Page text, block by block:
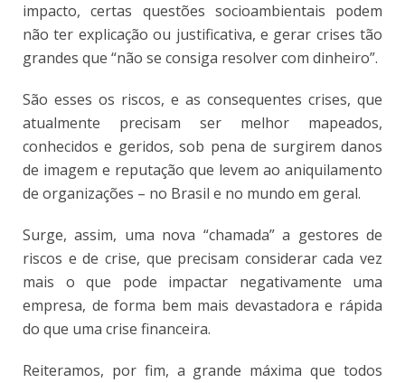
impacto, certas questões socioambientais podem
não ter explicação ou justificativa, e gerar crises tão
grandes que “não se consiga resolver com dinheiro”.
São esses os riscos, e as consequentes crises, que
atualmente precisam ser melhor mapeados,
conhecidos e geridos, sob pena de surgirem danos
de imagem e reputação que levem ao aniquilamento
de organizações – no Brasil e no mundo em geral.
Surge, assim, uma nova “chamada” a gestores de
riscos e de crise, que precisam considerar cada vez
mais o que pode impactar negativamente uma
empresa, de forma bem mais devastadora e rápida
do que uma crise financeira.
Reiteramos, por fim, a grande máxima que todos